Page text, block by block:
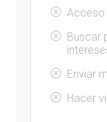
Acceso
Buscar
Enviar
Hacer